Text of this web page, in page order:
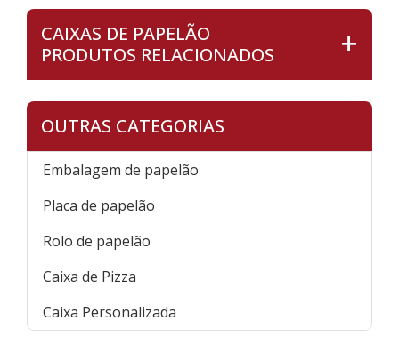
CAIXAS DE PAPELÃO
PRODUTOS RELACIONADOS
OUTRAS CATEGORIAS
Embalagem de papelão
Placa de papelão
Rolo de papelão
Caixa de Pizza
Caixa Personalizada